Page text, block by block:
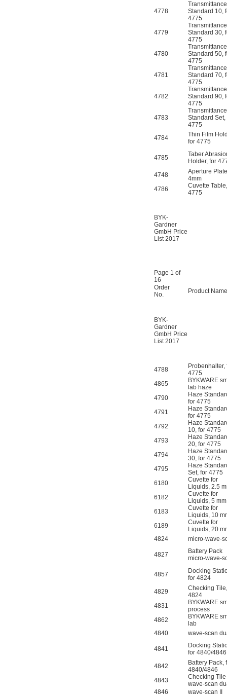
4778
Transmittance
Standard 10,
4775
4779
Transmittance
Standard 30,
4775
4780
Transmittance
Standard 50,
4775
4781
Transmittance
Standard 70,
4775
4782
Transmittance
Standard 90,
4775
4783
Transmittance
Standard Set,
4775
4784
Thin Film
for 4775
4785
Taber
Holder, for
4748
Aperture Plate
4mm
4786
Cuvette
4775
BYK-
Gardner
GmbH Price
List 2017
Page 1 of
16
Order
No.
Product
BYK-
Gardner
GmbH Price
List 2017
4788
Probenhalter,
4775
4865
BYKWARE
lab haze
4790
Haze
for 4775
4791
Haze
for 4775
4792
Haze
10, for 4775
4793
Haze
20, for 4775
4794
Haze
30, for 4775
4795
Haze
Set, for 4775
6180
Cuvette for
Liquids, 2.5
6182
Cuvette for
Liquids, 5
6183
Cuvette for
Liquids, 10
6189
Cuvette for
Liquids, 20
4824
micro-wave-
4827
Battery Pack
micro-wave-
4857
Docking
for 4824
4829
Checking
4824
4831
BYKWARE
process
4862
BYKWARE
lab
4840
wave-scan
4841
Docking
for 4840/
4842
Battery Pack,
4840/4846
4843
Checking Tile
wave-scan
4846
wave-scan II